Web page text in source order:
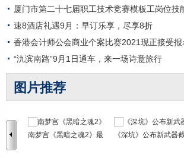
厦门市第二十七届职工技术竞赛模板工岗位技
速8酒店礼遇9月：早订乐享，尽享8折
香港会计师公会商业个案比赛2021现正接受报
“氿滨南路”9月1日通车，来一场诗意旅行
图片推荐
南梦宫《黑暗之魂2》最 《深坑》公布新武器